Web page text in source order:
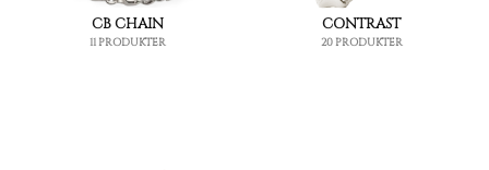
CB CHAIN
11 PRODUKTER
CONTRAST
20 PRODUKTER